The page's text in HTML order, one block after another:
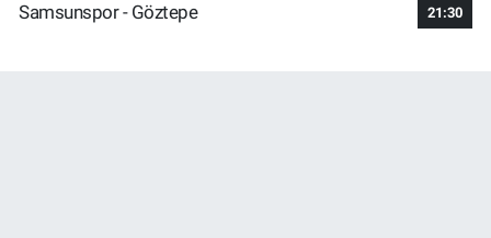
Samsunspor - Göztepe
21:30